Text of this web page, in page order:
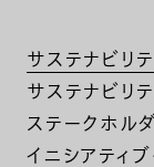
サステナビリ
サステナビリ
ステークホル
イニシアティ